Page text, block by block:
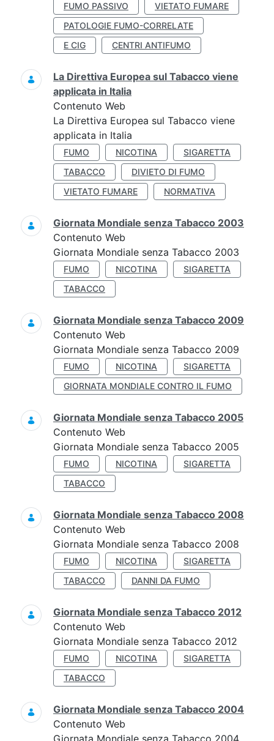
FUMO PASSIVO
VIETATO FUMARE
PATOLOGIE FUMO-CORRELATE
E CIG
CENTRI ANTIFUMO
La Direttiva Europea sul Tabacco viene
applicata in Italia
Contenuto Web
La Direttiva Europea sul Tabacco viene
applicata in Italia
FUMO NICOTINA
SIGARETTA
TABACCO
DIVIETO DI FUMO
VIETATO FUMARE
NORMATIVA
Giornata Mondiale senza Tabacco 2003
Contenuto Web
Giornata Mondiale senza Tabacco 2003
FUMO NICOTINA
SIGARETTA
TABACCO
Giornata Mondiale senza Tabacco 2009
Contenuto Web
Giornata Mondiale senza Tabacco 2009
FUMO NICOTINA
SIGARETTA
GIORNATA MONDIALE CONTRO IL FUMO
Giornata Mondiale senza Tabacco 2005
Contenuto Web
Giornata Mondiale senza Tabacco 2005
FUMO NICOTINA
SIGARETTA
TABACCO
Giornata Mondiale senza Tabacco 2008
Contenuto Web
Giornata Mondiale senza Tabacco 2008
FUMO NICOTINA
SIGARETTA
TABACCO
DANNI DA FUMO
Giornata Mondiale senza Tabacco 2012
Contenuto Web
Giornata Mondiale senza Tabacco 2012
FUMO NICOTINA
SIGARETTA
TABACCO
Giornata Mondiale senza Tabacco 2004
Contenuto Web
Giornata Mondiale senza Tabacco 2004